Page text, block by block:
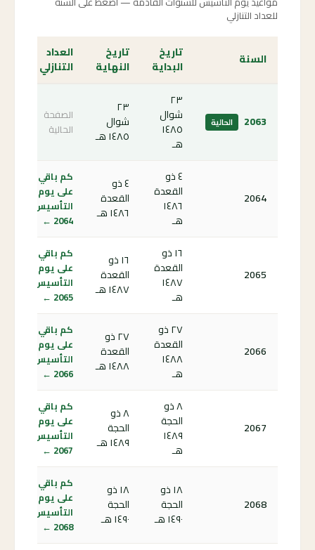
للعداد التنازلي
السنة
تاريخ
البداية
تاريخ
النهاية
العداد
التنازلي
2063 الحالية
٢٣
شوال
١٤٨٥
هـ
٢٣
شوال
١٤٨٥ هـ
الصفحة
الحالية
2064
٤ ذو
القعدة
١٤٨٦
هـ
٤ ذو
القعدة
١٤٨٦ هـ
كم باقي
على يوم
التأسيس
2064 ←
2065
١٦ ذو
القعدة
١٤٨٧
هـ
١٦ ذو
القعدة
١٤٨٧ هـ
كم باقي
على يوم
التأسيس
2065 ←
2066
٢٧ ذو
القعدة
١٤٨٨
هـ
٢٧ ذو
القعدة
١٤٨٨ هـ
كم باقي
على يوم
التأسيس
2066 ←
2067
٨ ذو
الحجة
١٤٨٩
هـ
٨ ذو
الحجة
١٤٨٩ هـ
كم باقي
على يوم
التأسيس
2067 ←
2068
١٨ ذو
الحجة
١٤٩٠ هـ
١٨ ذو
الحجة
١٤٩٠ هـ
كم باقي
على يوم
التأسيس
2068 ←